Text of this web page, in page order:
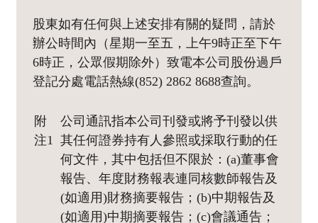
股東如有任何與上述安排有關的疑問，請於
辦公時間內（星期一至五，上午9時正至下午
6時正，公眾假期除外）致電本公司股份過戶
登記分處電話熱線(852) 2862 8688查詢。
附
注1
公司通訊指本公司刊發或將予刊發以供
其任何證券持有人參照或採取行動的任
何文件，其中包括但不限於：(a)董事會
報告、年度財務報表連同核數師報告及
(如適用)財務摘要報告；(b)中期報告及
(如適用)中期摘要報告；(c)會議通告；